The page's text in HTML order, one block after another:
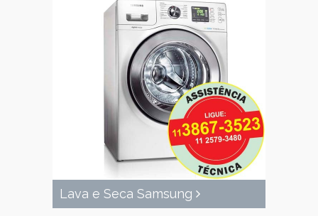
Lava e Seca Samsung